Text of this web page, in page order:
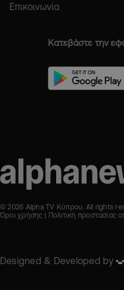
Επικοινωνία
Κατεβάστε την
© 2026 Alpha TV Κύπρου. All rights
Όροι χρήσης
Πολιτική προστασίας
Designed & Developed by